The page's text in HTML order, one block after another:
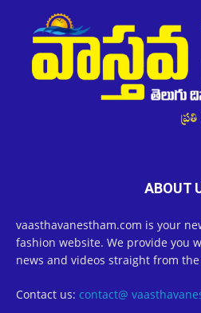
ABOUT
vaasthavanestham.com is your
fashion website. We provide you
news and videos straight from the
Contact us: contact@